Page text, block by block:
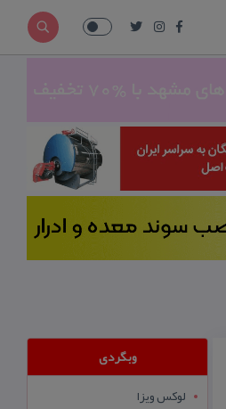
وبگردی
لوکس ویزا